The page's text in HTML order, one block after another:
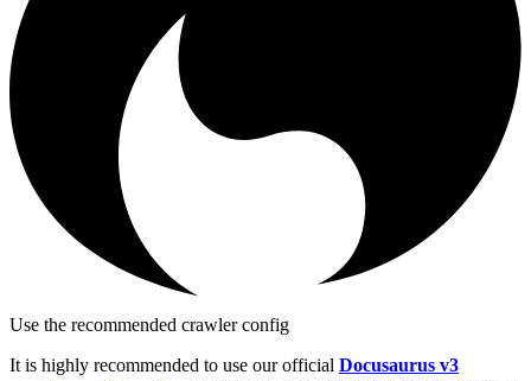
Use the recommended crawler config
It is highly recommended to use our official Docusaurus v3